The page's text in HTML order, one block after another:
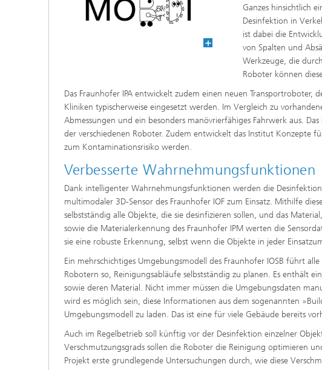
Ganzes hinsichtlich
Desinfektion in
ist dabei die
von Spalten und
Werkzeuge, die
Roboter können
Das Fraunhofer IPA entwickelt zudem einen neuen
Kliniken typischerweise eingesetzt werden. Im Vergleich zu
Abmessungen und ein besonders manövrierfähiges Fahrwerk aus.
der verschiedenen Roboter. Zudem entwickelt das Institut Konzepte
zum Kontaminationsrisiko werden.
Verbesserte Wahrnehmungsfunktionen
Dank intelligenter Wahrnehmungsfunktionen werden die
multimodaler 3D-Sensor des Fraunhofer IOF zum Einsatz. Mithilfe
selbstständig alle Objekte, die sie desinfizieren sollen, und das
sowie die Materialerkennung des Fraunhofer IPM werten die
sie eine robuste Erkennung, selbst wenn die Objekte in jeder
Ein mehrschichtiges Umgebungsmodell des Fraunhofer IOSB führt
Robotern so, Reinigungsabläufe selbstständig zu planen. Es enthält
sowie deren Material. Nicht immer müssen die Umgebungsdaten
wird es möglich sein, diese Informationen aus dem sogenannten
Umgebungsmodell zu laden. Das ist eine für viele Gebäude bereits
Auch im Regelbetrieb soll künftig vor der Desinfektion einzelner
Verschmutzungsgrads sollen die Roboter die Reinigung optimieren
Projekt erste grundlegende Untersuchungen durch, wie diese